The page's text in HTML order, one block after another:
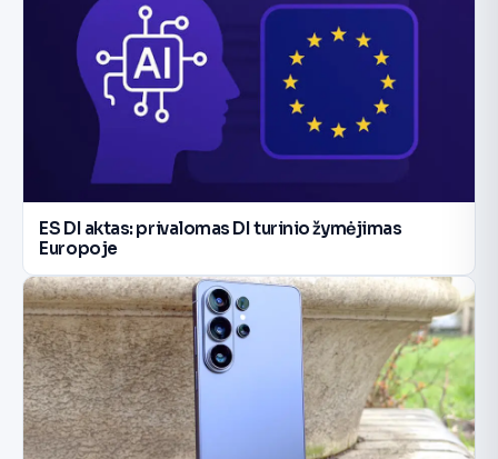
ES DI aktas: privalomas DI turinio žymėjimas
Europoje